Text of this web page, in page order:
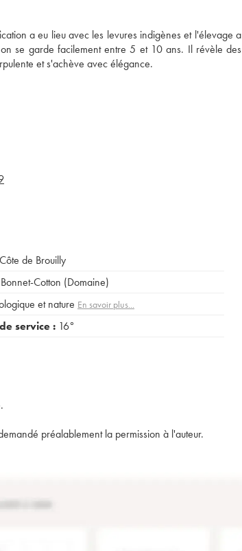
a eu lieu avec les levures indigènes et l'élevage a
se garde facilement entre 5 et 10 ans. Il révèle des
et s'achève avec élégance.
Côte de Brouilly
Bonnet-Cotton (Domaine)
et nature En savoir plus...
service : 16°
préalablement la permission à l'auteur.